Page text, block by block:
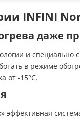
INFINI
даже
и специально
в режиме
от -15°С.
эффективная